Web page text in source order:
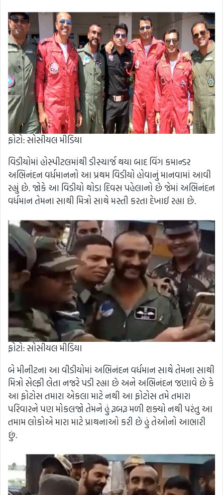
ફોટો: સોસીયલ મીડિયા
વિડીયોમાં હોસ્પીટલમાંથી ડીસ્ચાર્જ થયા બાદ વિંગ કમાન્ડર
અભિનંદન વર્ધમાનનો આ પ્રથમ વિડીયો હોવાનું માનવામાં આવી
રહ્યું છે. જોકે આ વિડીયો થોડા દિવસ પહેલાનો છે જેમાં અભિનંદન
વર્ધમાન તેમના સાથી મિત્રો સાથે મસ્તી કરતા દેખાઈ રહ્યા છે.
ફોટો: સોસીયલ મીડિયા
બે મીનીટના આ વીડીયોમાં અભિનંદન વર્ધમાન સાથે તેમના સાથી
મિત્રો સેલ્ફી લેતા નજરે પડી રહ્યા છે અને અભિનંદન જણાવે છે કે
આ ફોટોસ તમારા એકલા માટે નથી આ ફોટોસ તમે તમારા
પરિવારને પણ મોકલજો તેમને હું રૂબરૂ મળી શક્યો નથી પરંતુ આ
તમામ લોકોએ મારા માટે પ્રાથનાઓ કરી છે હું તેઓનો આભારી
છું.